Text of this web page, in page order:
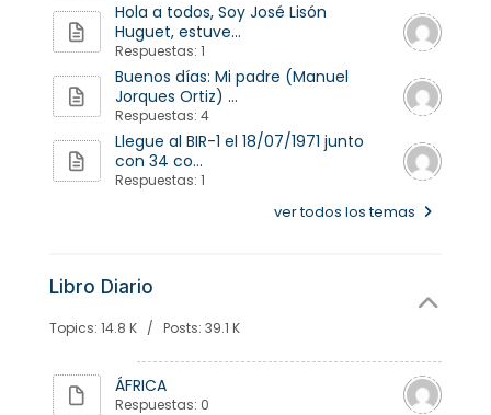
Hola a todos, Soy José Lisón
Huguet, estuve...
Respuestas: 1
Buenos días: Mi padre (Manuel
Jorques Ortiz) ...
Respuestas: 4
Llegue al BIR-1 el 18/07/1971 junto
con 34 co...
Respuestas: 1
ver todos los temas
Libro Diario
Topics: 14.8 K / Posts: 39.1 K
ÁFRICA
Respuestas: 0